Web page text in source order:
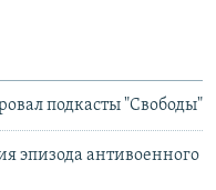
подкасты "Свободы"
эпизода антивоенного